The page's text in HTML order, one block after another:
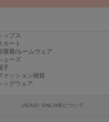
トップス
カート
屋着/ルームウェア
ューズ
子
ァッション雑貨
ッグウェア
USAGI ONLINEについて